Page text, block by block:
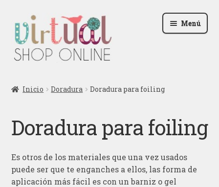
la
navegación
al
contenido
Menú
Contactar
Blog
Iniciar sesión
Inicio Doradura Doradura para foiling
Doradura para foiling
Es otros de los materiales que una vez usados
puede ser que te enganches a ellos, las forma de
aplicación más fácil es con un barniz o gel